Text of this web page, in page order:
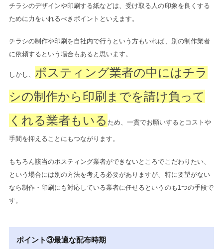
チラシのデザインや印刷する紙などは、受け取る人の印象を良くする
ために力をいれるべきポイントといえます。
チラシの制作や印刷を自社内で行うという方もいれば、別の制作業者
に依頼するという場合もあると思います。
しかし、 ポスティング業者の中にはチラ
シの制作から印刷までを請け負って
くれる業者もいる ため、一貫でお願いするとコストや
手間を抑えることにもつながります。
もちろん該当のポスティング業者ができないところでこだわりたい、
という場合には別の方法を考える必要がありますが、特に要望がない
なら制作・印刷にも対応している業者に任せるというのも1つの手段で
す。
ポイント③最適な配布時期